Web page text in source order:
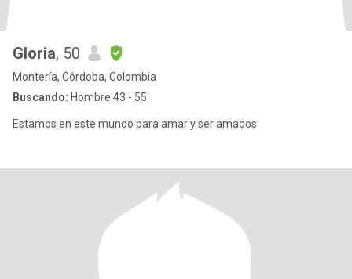
Gloria, 50
Montería, Córdoba, Colombia
Buscando: Hombre 43 - 55
Estamos en este mundo para amar y ser amados